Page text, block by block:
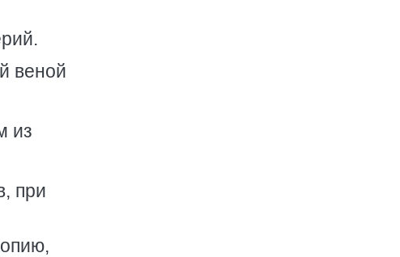
веной
из
при